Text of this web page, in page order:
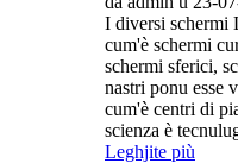
I diversi schermi
cum'è schermi
schermi sferici,
nastri ponu esse
cum'è centri di
scienza è
Leghjite più